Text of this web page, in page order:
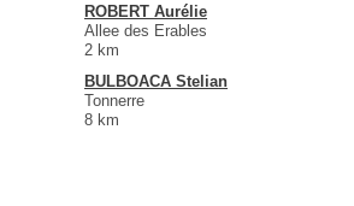
ROBERT Aurélie
Allee des Erables
2 km
BULBOACA Stelian
Tonnerre
8 km